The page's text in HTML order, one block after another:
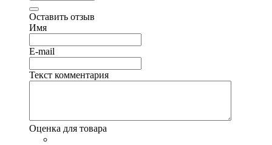
Оставить отзыв
Имя
E-mail
Текст комментария
Оценка для товара